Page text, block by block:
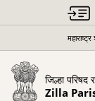
जिल्हा परिषद
Zilla